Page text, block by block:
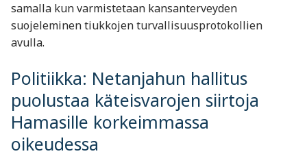
samalla kun varmistetaan kansanterveyden
suojeleminen tiukkojen turvallisuusprotokollien
avulla.
Politiikka: Netanjahun hallitus
puolustaa käteisvarojen siirtoja
Hamasille korkeimmassa
oikeudessa